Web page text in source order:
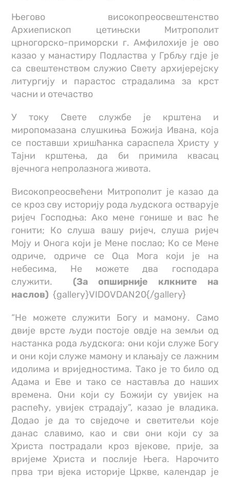
Његово високопреосвештенство
Архиепископ цетињски Митрополит
црногорско-приморски г. Амфилохије је ово
казао у манастиру Подластва у Грбљу гдје је
са свештенством служио Свету архијерејску
литургију и парастос страдалима за крст
часни и отечаство
У току Свете службе је крштена и
миропомазана слушкиња Божија Ивана, која
се поставши хришћанка сараспела Христу у
Тајни крштења, да би примила квасац
вјечнога непролазнога живота.
Високопреосвећени Митрополит је казао да
се кроз сву историју рода људскога остварује
ријеч Господња: Ако мене гонише и вас ће
гонити; Ко слуша вашу ријеч, слуша ријеч
Моју и Онога који је Мене послао; Ко се Мене
одриче, одриче се Оца Мога који је на
небесима, Не можете два господара
служити. (За опширније клкните на
наслов){gallery}VIDOVDAN20{/gallery}
“Не можете служити Богу и мамону. Само
двије врсте људи постоје овдје на земљи од
настанка рода људскога: они који служе Богу
и они који служе мамону и клањају се лажним
идолима и вриједностима. Тако је то било од
Адама и Еве и тако се наставља до наших
времена. Они који су Божији су увијек на
распећу, увијек страдају”, казао је владика.
Додао је да то свједоче и светитељи које
данас славимо, као и сви они који су за
Христа пострадали кроз вјекове, прије, за
вријеме Христа и послије Њега. Нарочито
прва три вјека историје Цркве, календар је